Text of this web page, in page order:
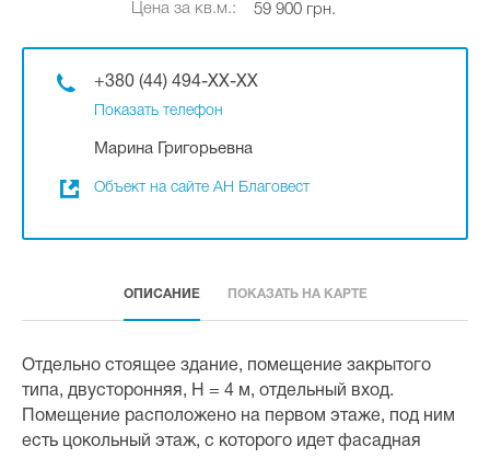
Цена за кв.м.:
59 900 грн.
+380 (44) 494-XX-XX
Показать телефон
Марина Григорьевна
Объект на сайте АН Благовест
ОПИСАНИЕ ПОКАЗАТЬ НА КАРТЕ
Отдельно стоящее здание, помещение закрытого
типа, двусторонняя, Н = 4 м, отдельный вход.
Помещение расположено на первом этаже, под ним
есть цокольный этаж, с которого идет фасадная